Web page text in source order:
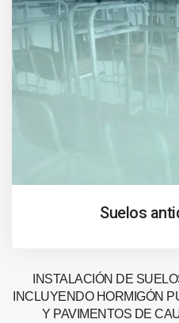
Suelos
INSTALACIÓN DE
INCLUYENDO HORMIGÓN
Y PAVIMENTOS DE